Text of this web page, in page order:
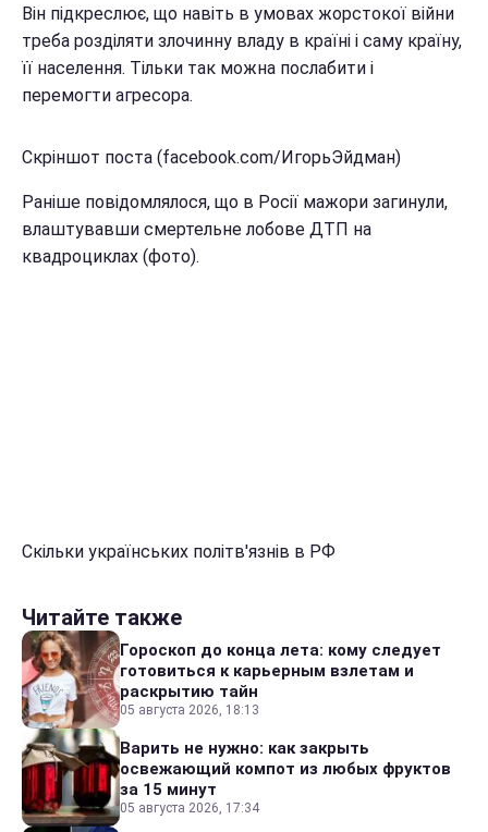
Він підкреслює, що навіть в умовах жорстокої війни
треба розділяти злочинну владу в країні і саму країну,
її населення. Тільки так можна послабити і
перемогти агресора.
Скріншот поста (facebook.com/ИгорьЭйдман)
Раніше повідомлялося, що в Росії мажори загинули,
влаштувавши смертельне лобове ДТП на
квадроциклах (фото).
Скільки українських політв'язнів в РФ
Читайте также
Гороскоп до конца лета: кому следует
готовиться к карьерным взлетам и
раскрытию тайн
05 августа 2026, 18:13
Варить не нужно: как закрыть
освежающий компот из любых фруктов
за 15 минут
05 августа 2026, 17:34